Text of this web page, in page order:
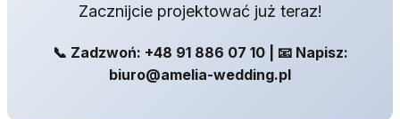
Zacznijcie projektować już teraz!
📞 Zadzwoń: +48 91 886 07 10 | 📧 Napisz:
biuro@amelia-wedding.pl